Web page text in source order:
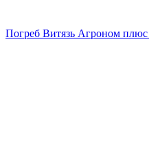
Погреб Витязь Агроном плюс